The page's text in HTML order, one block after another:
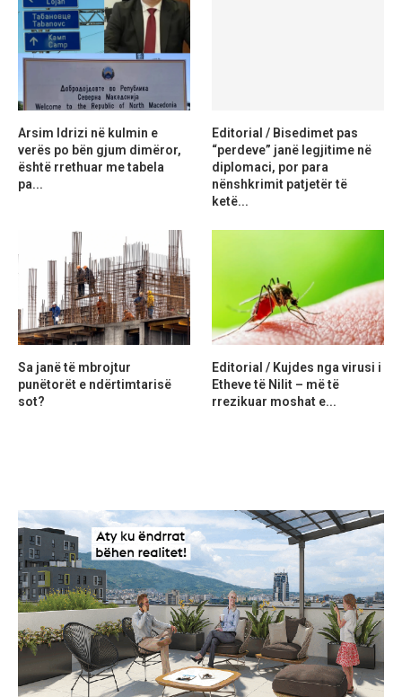
Arsim Idrizi në kulmin e
verës po bën gjum dimëror,
është rrethuar me tabela
pa...
Editorial / Bisedimet pas
“perdeve” janë legjitime në
diplomaci, por para
nënshkrimit patjetër të
ketë...
Sa janë të mbrojtur
punëtorët e ndërtimtarisë
sot?
Editorial / Kujdes nga virusi i
Etheve të Nilit – më të
rrezikuar moshat e...